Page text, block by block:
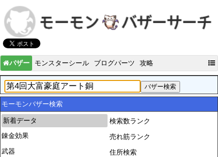
バザー モンスターシール ブログパーツ 攻略
モーモンバザー検索
新着データ
錬金効果
武器
検索数ランク
売れ筋ランク
住所検索